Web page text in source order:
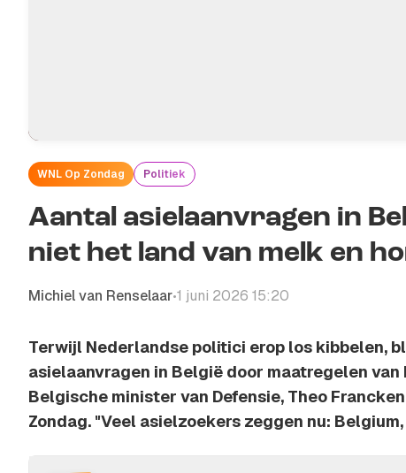
WNL Op Zondag Politiek
Aantal asielaanvragen in
niet het land van melk en
Michiel van Renselaar•1 juni 2026 15:20
Terwijl Nederlandse politici erop los kibbelen,
asielaanvragen in België door maatregelen van
Belgische minister van Defensie, Theo
Zondag. "Veel asielzoekers zeggen nu: